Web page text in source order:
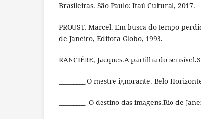
Brasileiras. São Paulo: Itaú Cultural, 2017.
PROUST, Marcel. Em busca do tempo
de Janeiro, Editora Globo, 1993.
RANCIÉRE, Jacques.A partilha do
_________.O mestre ignorante. Belo
_________. O destino das imagens.Rio de